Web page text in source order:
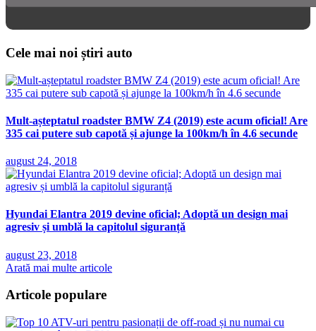
Cele mai noi știri auto
Mult-așteptatul roadster BMW Z4 (2019) este acum oficial! Are
335 cai putere sub capotă și ajunge la 100km/h în 4.6 secunde
august 24, 2018
Hyundai Elantra 2019 devine oficial; Adoptă un design mai
agresiv și umblă la capitolul siguranță
august 23, 2018
Arată mai multe articole
Articole populare